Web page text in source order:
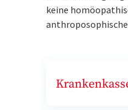
keine